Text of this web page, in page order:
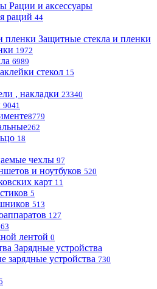
Рации и аксессуары
раций 44
Защитные стекла и пленки
1972
6989
стекол 15
, накладки 23340
9041
8779
262
18
чехлы 97
и ноутбуков 520
карт 11
5
513
127
63
лентой 0
Зарядные устройства
зарядные устройства 730